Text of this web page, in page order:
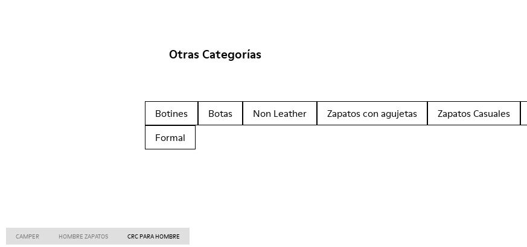
Otras Categorías
Botines Botas Non Leather Zapatos con agujetas Zapatos Casuales
Formal
CAMPER HOMBRE ZAPATOS CRC PARA HOMBRE